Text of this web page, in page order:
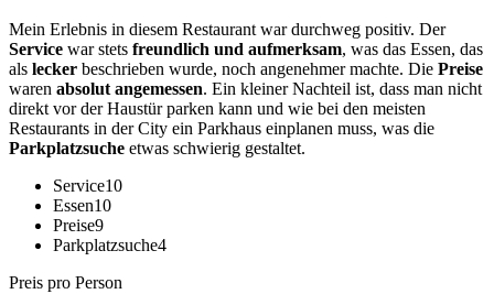
Mein Erlebnis in diesem Restaurant war durchweg positiv. Der
Service war stets freundlich und aufmerksam, was das Essen, das
als lecker beschrieben wurde, noch angenehmer machte. Die Preise
waren absolut angemessen. Ein kleiner Nachteil ist, dass man nicht
direkt vor der Haustür parken kann und wie bei den meisten
Restaurants in der City ein Parkhaus einplanen muss, was die
Parkplatzsuche etwas schwierig gestaltet.
Service10
Essen10
Preise9
Parkplatzsuche4
Preis pro Person